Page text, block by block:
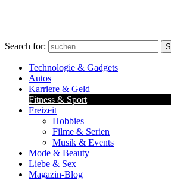
Search for:
Technologie & Gadgets
Autos
Karriere & Geld
Fitness & Sport
Freizeit
Hobbies
Filme & Serien
Musik & Events
Mode & Beauty
Liebe & Sex
Magazin-Blog